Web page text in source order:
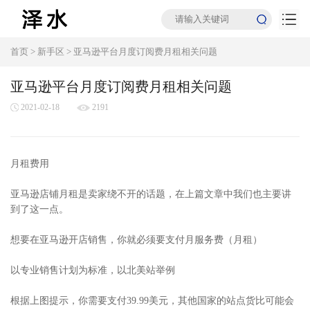
首页 > 新手区 > 亚马逊平台月度订阅费月租相关问题
亚马逊平台月度订阅费月租相关问题
2021-02-18 2191
月租费用
亚马逊店铺月租是卖家绕不开的话题，在上篇文章中我们也主要讲
到了这一点。
想要在亚马逊开店销售，你就必须要支付月服务费（月租）
以专业销售计划为标准，以北美站举例
根据上图提示，你需要支付39.99美元，其他国家的站点货比可能会